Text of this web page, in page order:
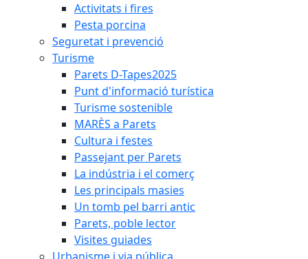
Activitats i fires
Pesta porcina
Seguretat i prevenció
Turisme
Parets D-Tapes2025
Punt d'informació turística
Turisme sostenible
MARÈS a Parets
Cultura i festes
Passejant per Parets
La indústria i el comerç
Les principals masies
Un tomb pel barri antic
Parets, poble lector
Visites guiades